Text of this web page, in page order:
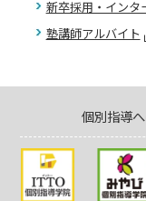
新卒採用・インタ
塾講師アルバイト
個別指導